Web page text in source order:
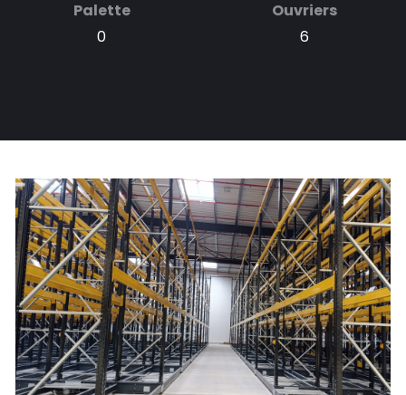
Palette
0
Ouvriers
6